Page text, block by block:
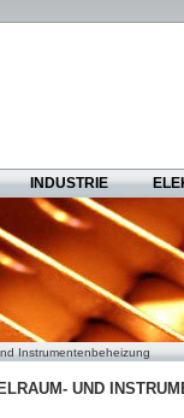
INDUSTRIE
Instrumentenbeheizung
UND